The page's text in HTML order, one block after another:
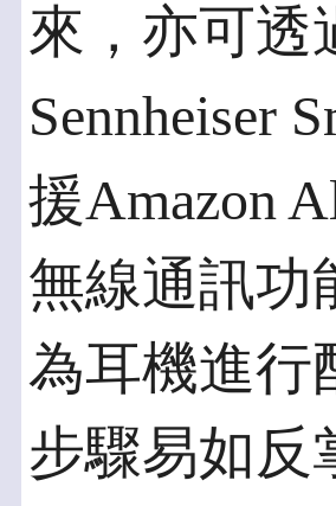
來，亦可透
Sennheiser
援Amazon
無線通訊功
為耳機進行
步驟易如反